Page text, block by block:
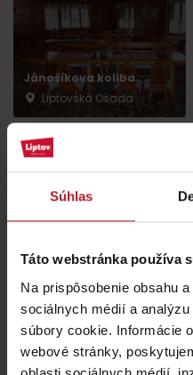
Súhlas
Táto webstránka používa
Na prispôsobenie obsahu
sociálnych médií a
súbory cookie. Informácie
webové stránky,
Jánošíkova koliba
Liptovská Osada
Koliba Liptov GOTHAL